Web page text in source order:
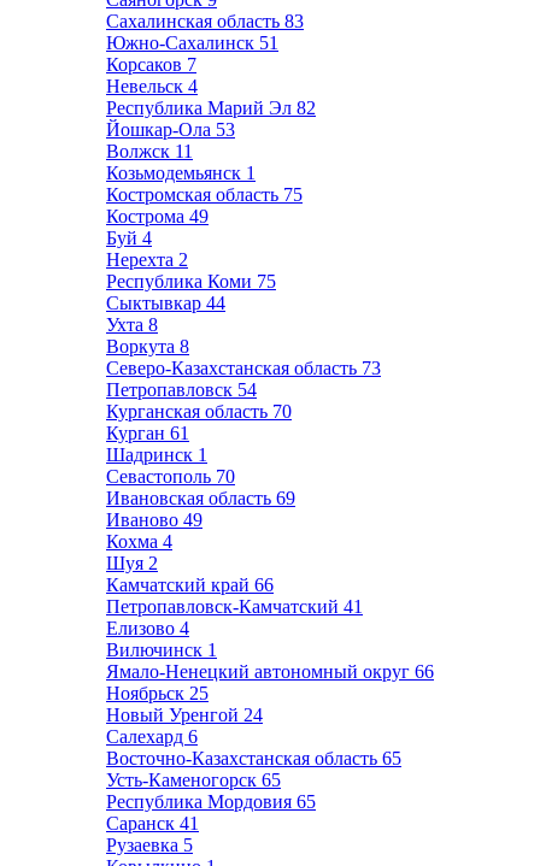
Сахалинская область 83
Южно-Сахалинск 51
Корсаков 7
Невельск 4
Республика Марий Эл 82
Йошкар-Ола 53
Волжск 11
Козьмодемьянск 1
Костромская область 75
Кострома 49
Буй 4
Нерехта 2
Республика Коми 75
Сыктывкар 44
Ухта 8
Воркута 8
Северо-Казахстанская область 73
Петропавловск 54
Курганская область 70
Курган 61
Шадринск 1
Севастополь 70
Ивановская область 69
Иваново 49
Кохма 4
Шуя 2
Камчатский край 66
Петропавловск-Камчатский 41
Елизово 4
Вилючинск 1
Ямало-Ненецкий автономный округ 66
Ноябрьск 25
Новый Уренгой 24
Салехард 6
Восточно-Казахстанская область 65
Усть-Каменогорск 65
Республика Мордовия 65
Саранск 41
Рузаевка 5